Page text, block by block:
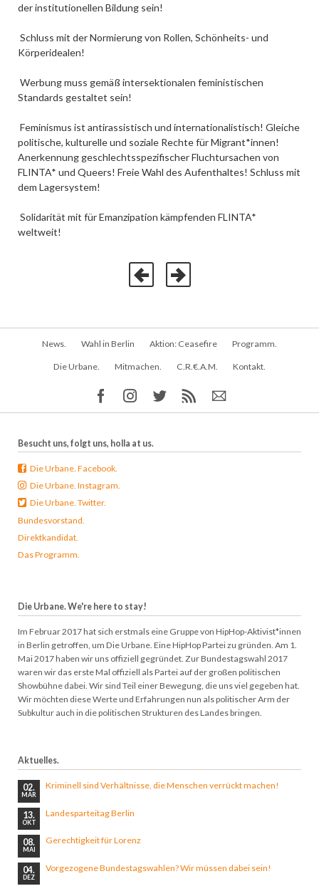
der institutionellen Bildung sein!
Schluss mit der Normierung von Rollen, Schönheits- und
Körperidealen!
Werbung muss gemäß intersektionalen feministischen
Standards gestaltet sein!
Feminismus ist antirassistisch und internationalistisch! Gleiche
politische, kulturelle und soziale Rechte für Migrant*innen!
Anerkennung geschlechtsspezifischer Fluchtursachen von
FLINTA* und Queers! Freie Wahl des Aufenthaltes! Schluss mit
dem Lagersystem!
Solidarität mit für Emanzipation kämpfenden FLINTA*
weltweit!
Navigation
News. Wahl in Berlin Aktion: Ceasefire Programm.
Die Urbane. Mitmachen. C.R.€.A.M. Kontakt.
Besucht uns, folgt uns, holla at us.
Die Urbane. Facebook.
Die Urbane. Instagram.
Die Urbane. Twitter.
Bundesvorstand.
Direktkandidat.
Das Programm.
Die Urbane. We're here to stay!
Im Februar 2017 hat sich erstmals eine Gruppe von HipHop-Aktivist*innen
in Berlin getroffen, um Die Urbane. Eine HipHop Partei zu gründen. Am 1.
Mai 2017 haben wir uns offiziell gegründet. Zur Bundestagswahl 2017
waren wir das erste Mal offiziell als Partei auf der großen politischen
Showbühne dabei. Wir sind Teil einer Bewegung, die uns viel gegeben hat.
Wir möchten diese Werte und Erfahrungen nun als politischer Arm der
Subkultur auch in die politischen Strukturen des Landes bringen.
Aktuelles.
02.
MÄR
Kriminell sind Verhältnisse, die Menschen verrückt machen!
13.
OKT
Landesparteitag Berlin
08.
MAI
Gerechtigkeit für Lorenz
04.
DEZ
Vorgezogene Bundestagswahlen? Wir müssen dabei sein!